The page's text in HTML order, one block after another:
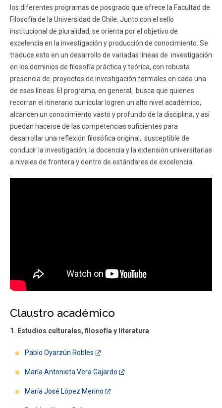
los diferentes programas de posgrado que ofrece la Facultad de
Filosofía de la Universidad de Chile. Junto con el sello
institucional de pluralidad, se orienta por el objetivo de
excelencia en la investigación y producción de conocimiento. Se
traduce esto en un desarrollo de variadas líneas de investigación
en los dominios de filosofía práctica y teórica, con robusta
presencia de proyectos de investigación formales en cada una
de esas líneas. El programa, en general, busca que quienes
recorran el itinerario curricular logren un alto nivel académico,
alcancen un conocimiento vasto y profundo de la disciplina, y así
puedan hacerse de las competencias suficientes para
desarrollar una reflexión filosófica original, susceptible de
conducir la investigación, la docencia y la extensión universitarias
a niveles de frontera y dentro de estándares de excelencia.
Claustro académico
1. Estudios culturales, filosofía y literatura
Pablo Oyarzún Robles
María Antonieta Vera Gajardo
María José López Merino